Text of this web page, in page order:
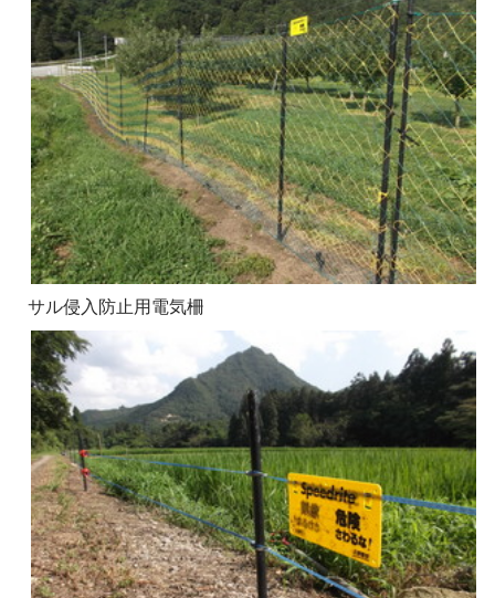
サル侵入防止用電気柵